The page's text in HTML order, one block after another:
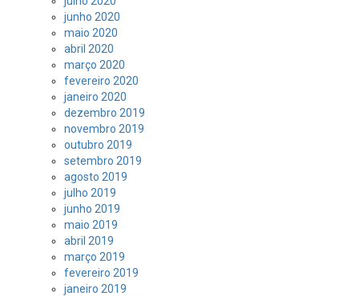
junho 2020
maio 2020
abril 2020
março 2020
fevereiro 2020
janeiro 2020
dezembro 2019
novembro 2019
outubro 2019
setembro 2019
agosto 2019
julho 2019
junho 2019
maio 2019
abril 2019
março 2019
fevereiro 2019
janeiro 2019